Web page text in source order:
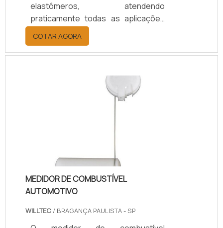
elastômeros, atendendo
praticamente todas as aplicações
de cilindros hidraulicos e
pneumaticos . Diferentes tipos do
produto que a empresa trabalha
Silicone; Viton; Buna; Etileno
propileno; Entre outros.O anel de
vedação mais usado é o no
conhecida como borracha nitrílica
são utilizados para vedações em
COTAR AGORA
MEDIDOR DE COMBUSTÍVEL
AUTOMOTIVO
WILLTEC / BRAGANÇA PAULISTA - SP